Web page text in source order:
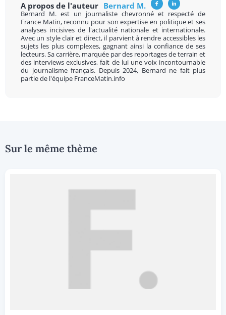
A propos de l'auteur Bernard M.
Bernard M. est un journaliste chevronné et respecté de
France Matin, reconnu pour son expertise en politique et ses
analyses incisives de l'actualité nationale et internationale.
Avec un style clair et direct, il parvient à rendre accessibles les
sujets les plus complexes, gagnant ainsi la confiance de ses
lecteurs. Sa carrière, marquée par des reportages de terrain et
des interviews exclusives, fait de lui une voix incontournable
du journalisme français. Depuis 2024, Bernard ne fait plus
partie de l'équipe FranceMatin.info
Sur le même thème